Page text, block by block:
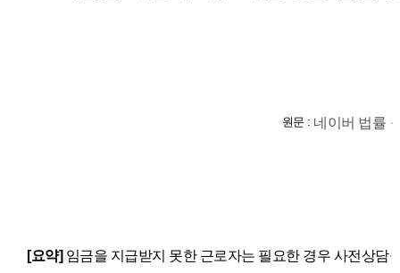
원문 : 네이버 법률
[요약] 임금을 지급받지 못한 근로자는 필요한 경우 사전상담